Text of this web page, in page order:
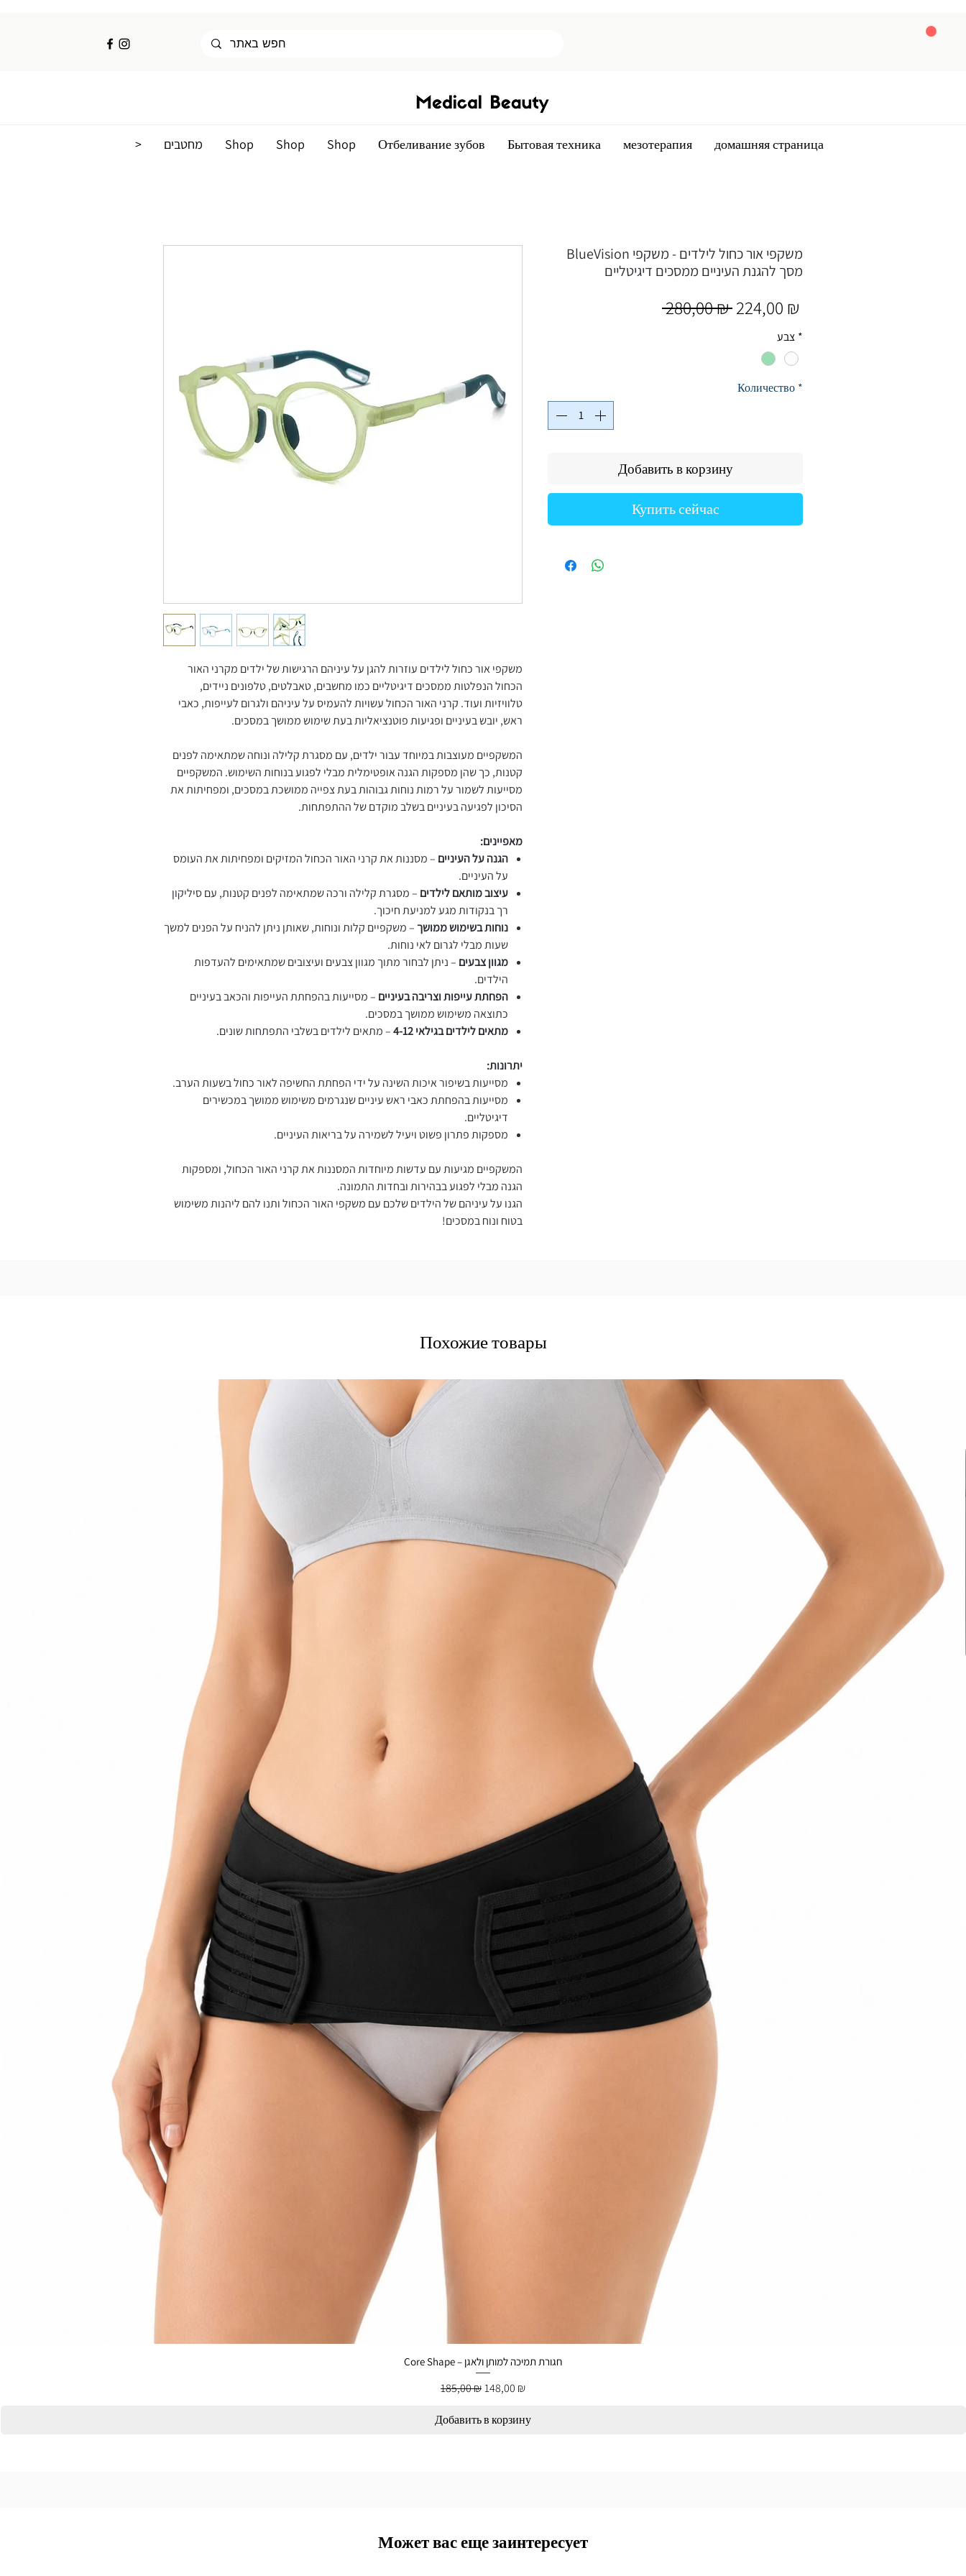
домашняя страница
мезотерапия
Бытовая техника
Отбеливание зубов
Shop
Shop
Shop מחטבים <
משקפי אור כחול לילדים עוזרות להגן על עיניהם הרגישות של ילדים מקרני האור
הכחול הנפלטות ממסכים דיגיטליים כמו מחשבים, טאבלטים, טלפונים ניידים,
טלוויזיות ועוד. קרני האור הכחול עשויות להעמיס על עיניהם ולגרום לעייפות, כאבי
ראש, יובש בעיניים ופגיעות פוטנציאליות בעת שימוש ממושך במסכים.
המשקפיים מעוצבות במיוחד עבור ילדים, עם מסגרת קלילה ונוחה שמתאימה לפנים
קטנות, כך שהן מספקות הגנה אופטימלית מבלי לפגוע בנוחות השימוש. המשקפיים
מסייעות לשמור על רמות נוחות גבוהות בעת צפייה ממושכת במסכים, ומפחיתות את
הסיכון לפגיעה בעיניים בשלב מוקדם של ההתפתחות.
מאפיינים:
הגנה על העיניים – מסננות את קרני האור הכחול המזיקים ומפחיתות את העומס
על העיניים.
עיצוב מותאם לילדים – מסגרת קלילה ורכה שמתאימה לפנים קטנות, עם סיליקון
רך בנקודות מגע למניעת חיכוך.
נוחות בשימוש ממושך– משקפיים קלות ונוחות, שאותן ניתן להניח על הפנים למשך
שעות מבלי לגרום לאי נוחות.
מגוון צבעים – ניתן לבחור מתוך מגוון צבעים ועיצובים שמתאימים להעדפות
הילדים.
הפחתת עייפות וצריבה בעיניים – מסייעות בהפחתת העייפות והכאב בעיניים
כתוצאה משימוש ממושך במסכים.
מתאים לילדים בגילאי 4-12
– מתאים לילדים בשלבי התפתחות שונים.
יתרונות:
מסייעות בשיפור איכות השינה על ידי הפחתת החשיפה לאור כחול בשעות הערב.
מסייעות בהפחתת כאבי ראש עיניים שנגרמים משימוש ממושך במכשירים
דיגיטליים.
מספקות פתרון פשוט ויעיל לשמירה על בריאות העיניים.
המשקפיים מגיעות עם עדשות מיוחדות המסננות את קרני האור הכחול, ומספקות
הגנה מבלי לפגוע בבהירות ובחדות התמונה.
הגנו על עיניהם של הילדים שלכם עם משקפי האור הכחול ותנו להם ליהנות משימוש
בטוח ונוח במסכים!
BlueVision משקפי אור כחול לילדים - משקפי
מסך להגנת העיניים ממסכים דיגיטליים
280,00 ₪ Обычная
224,00 ₪
צבע *
Количество *
Добавить в корзину
Купить сейчас
Похожие товары
Core Shape – חגורת תמיכה למותן ולאגן
Обычная цена
185,00 ₪ Цена со скидкой
148,00 ₪
Добавить в корзину
Может вас еще заинтересует